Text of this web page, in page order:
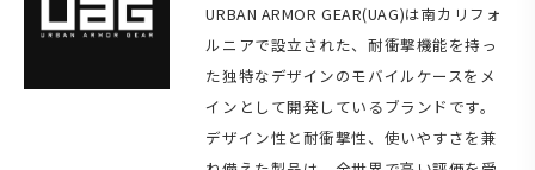
URBAN ARMOR GEAR(UAG)は南カリフォ
ルニアで設立された、耐衝撃機能を持っ
た独特なデザインのモバイルケースをメ
インとして開発しているブランドです。
デザイン性と耐衝撃性、使いやすさを兼